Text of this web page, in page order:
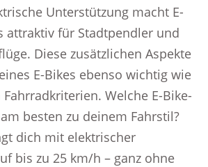
Unterstützung macht E-
attraktiv für Stadtpendler und
Diese zusätzlichen Aspekte
E-Bikes ebenso wichtig wie
Welche E-Bike-
besten zu deinem Fahrstil?
dich mit elektrischer
bis zu 25 km/h – ganz ohne